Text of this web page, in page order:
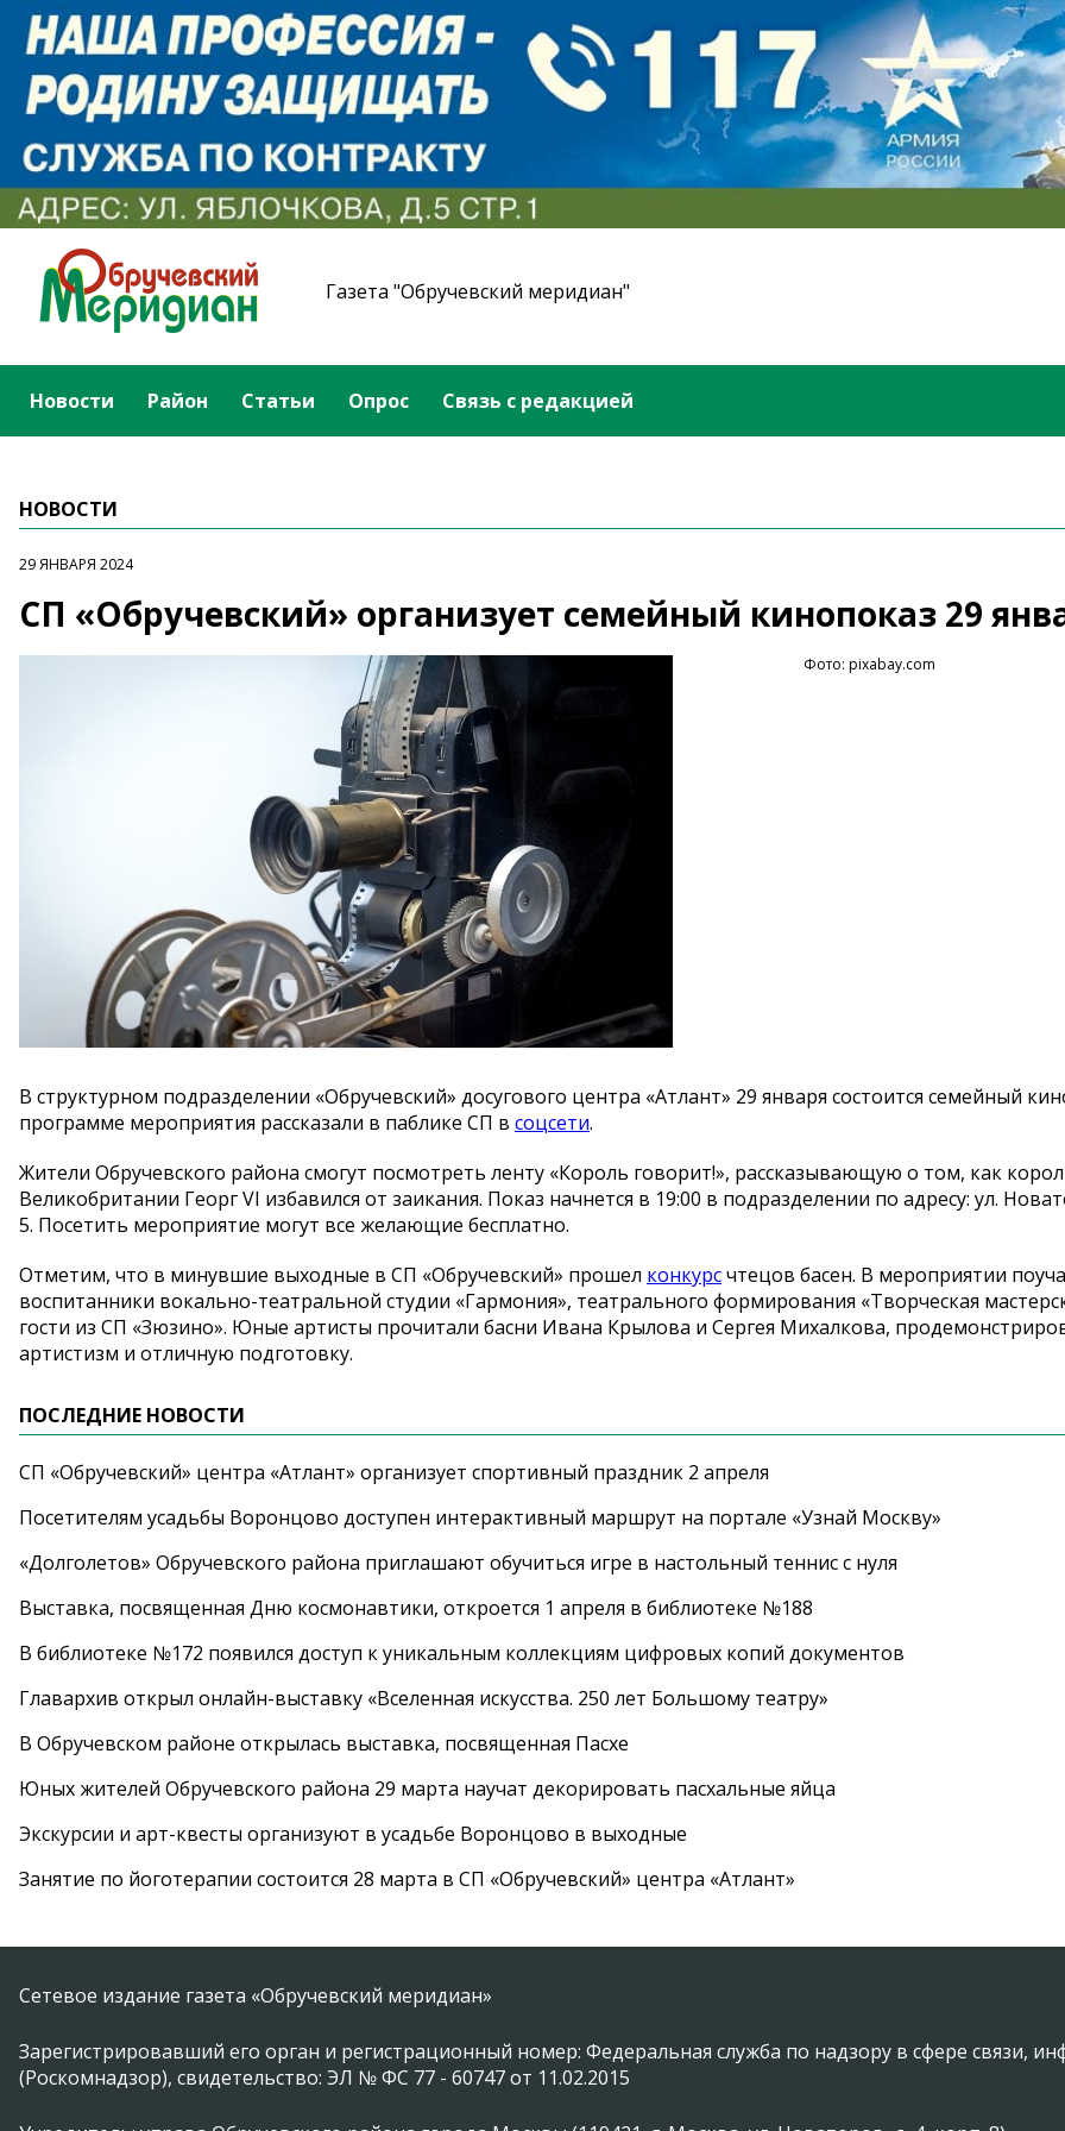
Газета "Обручевский меридиан"
Новости Район Статьи Опрос Связь с редакцией
НОВОСТИ
29 ЯНВАРЯ 2024
СП «Обручевский» организует семейный кинопоказ 29
Фото: pixabay.com
В структурном подразделении «Обручевский» досугового центра «Атлант» 29 января состоится семейный
программе мероприятия рассказали в паблике СП в соцсети.
Жители Обручевского района смогут посмотреть ленту «Король говорит!», рассказывающую о том, как
Великобритании Георг VI избавился от заикания. Показ начнется в 19:00 в подразделении по адресу: ул.
5. Посетить мероприятие могут все желающие бесплатно.
Отметим, что в минувшие выходные в СП «Обручевский» прошел конкурсчтецов басен. В мероприятии
воспитанники вокально-театральной студии «Гармония», театрального формирования «Творческая
гости из СП «Зюзино». Юные артисты прочитали басни Ивана Крылова и Сергея Михалкова,
артистизм и отличную подготовку.
ПОСЛЕДНИЕ НОВОСТИ
СП «Обручевский» центра «Атлант» организует спортивный праздник 2 апреля
Посетителям усадьбы Воронцово доступен интерактивный маршрут на портале «Узнай Москву»
«Долголетов» Обручевского района приглашают обучиться игре в настольный теннис с нуля
Выставка, посвященная Дню космонавтики, откроется 1 апреля в библиотеке №188
В библиотеке №172 появился доступ к уникальным коллекциям цифровых копий документов
Главархив открыл онлайн-выставку «Вселенная искусства. 250 лет Большому театру»
В Обручевском районе открылась выставка, посвященная Пасхе
Юных жителей Обручевского района 29 марта научат декорировать пасхальные яйца
Экскурсии и арт-квесты организуют в усадьбе Воронцово в выходные
Занятие по йоготерапии состоится 28 марта в СП «Обручевский» центра «Атлант»
Сетевое издание газета «Обручевский меридиан»
Зарегистрировавший его орган и регистрационный номер: Федеральная служба по надзору в сфере связи,
(Роскомнадзор), свидетельство: ЭЛ № ФС 77 - 60747 от 11.02.2015